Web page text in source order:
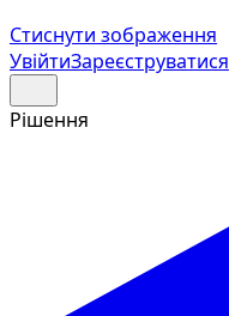
Стиснути зображення
УвійтиЗареєструватися
Рішення